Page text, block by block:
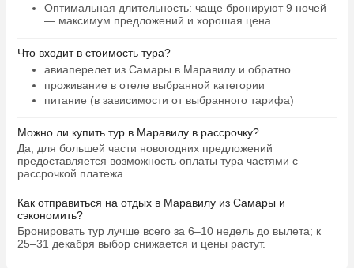
Оптимальная длительность: чаще бронируют 9 ночей
— максимум предложений и хорошая цена
Что входит в стоимость тура?
авиаперелет из Самары в Маравилу и обратно
проживание в отеле выбранной категории
питание (в зависимости от выбранного тарифа)
Можно ли купить тур в Маравилу в рассрочку?
Да, для большей части новогодних предложений
предоставляется возможность оплаты тура частями с
рассрочкой платежа.
Как отправиться на отдых в Маравилу из Самары и
сэкономить?
Бронировать тур лучше всего за 6–10 недель до вылета; к
25–31 декабря выбор снижается и цены растут.